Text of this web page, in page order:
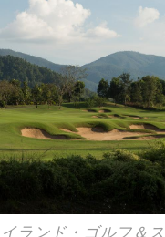
ランド・ゴルフ＆